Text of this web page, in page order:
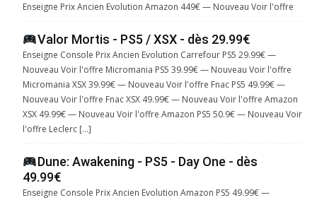
Enseigne Prix Ancien Evolution Amazon 449€ — Nouveau Voir l'offre
Valor Mortis - PS5 / XSX - dès 29.99€
Enseigne Console Prix Ancien Evolution Carrefour PS5 29.99€ —
Nouveau Voir l'offre Micromania PS5 39.99€ — Nouveau Voir l'offre
Micromania XSX 39.99€ — Nouveau Voir l'offre Fnac PS5 49.99€ —
Nouveau Voir l'offre Fnac XSX 49.99€ — Nouveau Voir l'offre Amazon
XSX 49.99€ — Nouveau Voir l'offre Amazon PS5 50.9€ — Nouveau Voir
l'offre Leclerc […]
Dune: Awakening - PS5 - Day One - dès
49.99€
Enseigne Console Prix Ancien Evolution Amazon PS5 49.99€ —